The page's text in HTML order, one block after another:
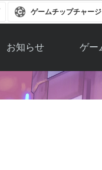
ゲームチップチャージ
お知らせ
お知らせ一覧
ゲー
ソウ